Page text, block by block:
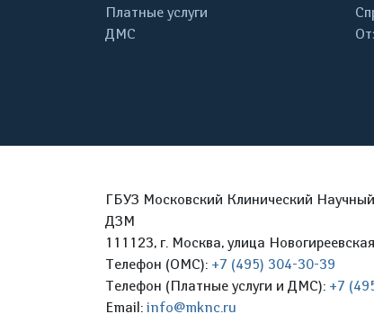
Платные услуги
ДМС
ГБУЗ Московский Клинический
ДЗМ
111123, г. Москва, улица
Телефон (ОМС): +7 (495) 304-30-39
Телефон (Платные услуги и ДМС): +7
Email: info@mknc.ru